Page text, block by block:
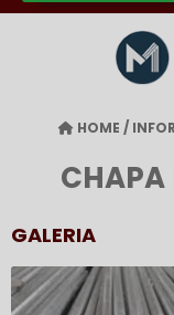
HOME /
CHAPA
GALERIA